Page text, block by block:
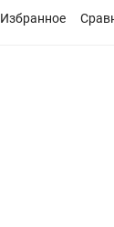
Избранное